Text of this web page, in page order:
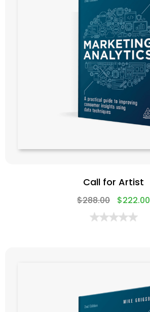
Call for Artist
$288.00 $222.00